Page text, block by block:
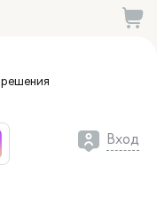
решения
Вход